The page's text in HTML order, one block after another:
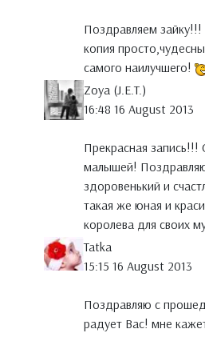
Поздравляем
копия
самого наилучшего!
Zoya (J.E.T.)
16:48 16 August 2013
Прекрасная
малышей!
здоровенький и
такая же юная и
королева для своих
Tatka
15:15 16 August 2013
Поздравляю с
радует Вас! мне